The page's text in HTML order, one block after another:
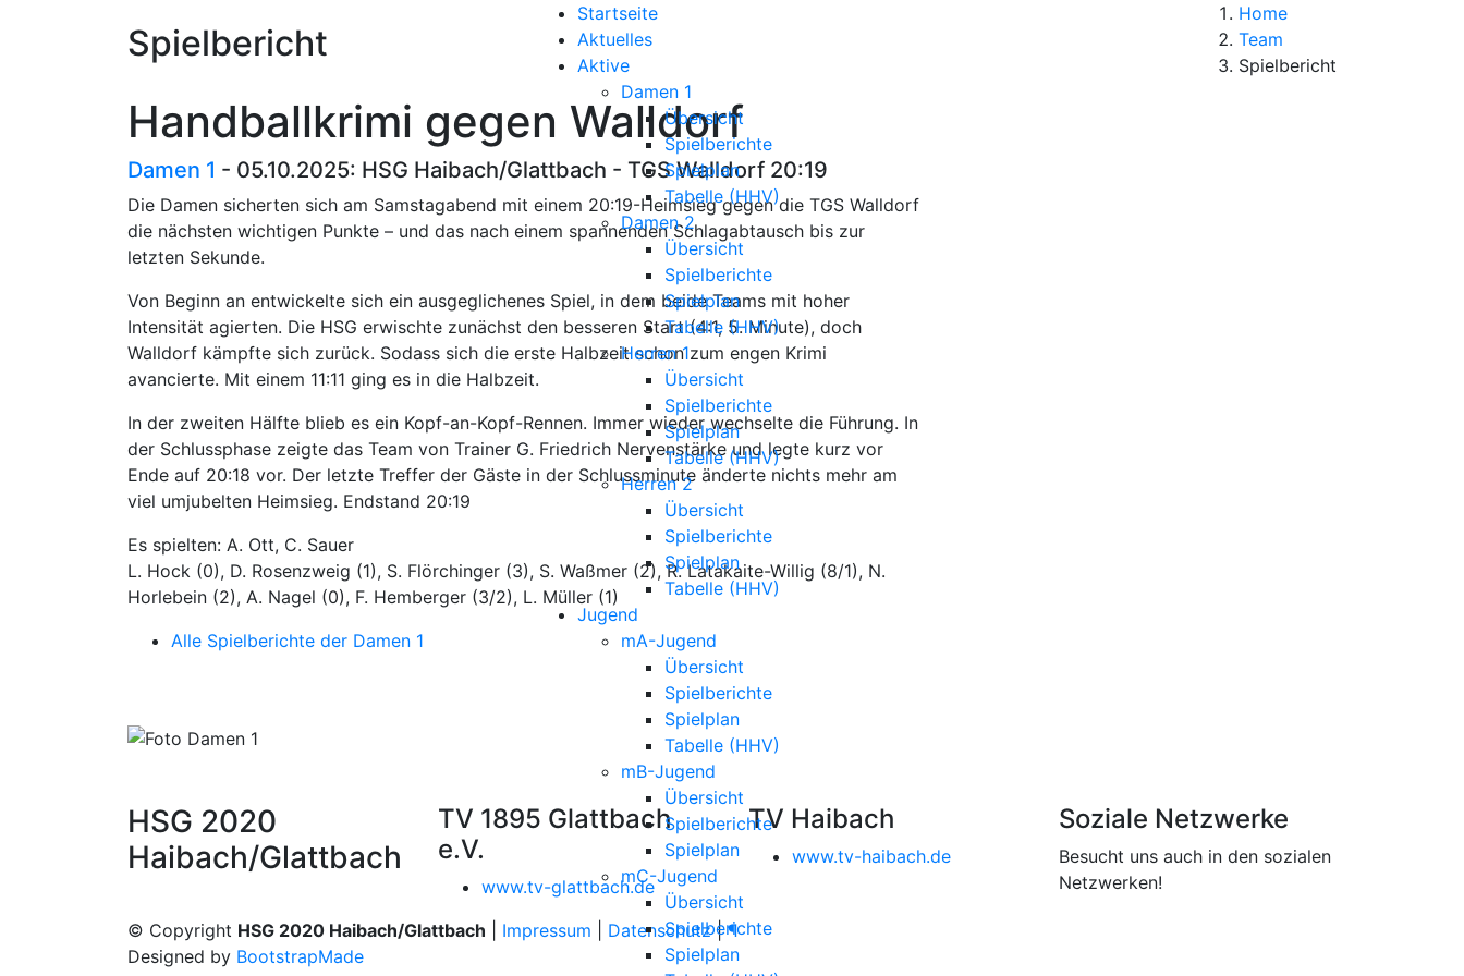
Startseite
Aktuelles
Aktive
Damen 1
Übersicht
Spielberichte
Spielplan
Tabelle (HHV)
Damen 2
Übersicht
Spielberichte
Spielplan
Tabelle (HHV)
Herren 1
Übersicht
Spielberichte
Spielplan
Tabelle (HHV)
Herren 2
Übersicht
Spielberichte
Spielplan
Tabelle (HHV)
Jugend
mA-Jugend
Übersicht
Spielberichte
Spielplan
Tabelle (HHV)
mB-Jugend
Übersicht
Spielberichte
Spielplan
mC-Jugend
Übersicht
Spielberichte
Spielplan
Spielbericht
Home
Team
Spielbericht
Handballkrimi gegen Walldorf
Damen 1 - 05.10.2025: HSG Haibach/Glattbach - TGS Walldorf 20:19
Die Damen sicherten sich am Samstagabend mit einem 20:19-Heimsieg gegen die TGS Walldorf
die nächsten wichtigen Punkte – und das nach einem spannenden Schlagabtausch bis zur
letzten Sekunde.
Von Beginn an entwickelte sich ein ausgeglichenes Spiel, in dem beide Teams mit hoher
Intensität agierten. Die HSG erwischte zunächst den besseren Start (4:1, 5. Minute), doch
Walldorf kämpfte sich zurück. Sodass sich die erste Halbzeit schon zum engen Krimi
avancierte. Mit einem 11:11 ging es in die Halbzeit.
In der zweiten Hälfte blieb es ein Kopf-an-Kopf-Rennen. Immer wieder wechselte die Führung. In
der Schlussphase zeigte das Team von Trainer G. Friedrich Nervenstärke und legte kurz vor
Ende auf 20:18 vor. Der letzte Treffer der Gäste in der Schlussminute änderte nichts mehr am
viel umjubelten Heimsieg. Endstand 20:19
Es spielten: A. Ott, C. Sauer
L. Hock (0), D. Rosenzweig (1), S. Flörchinger (3), S. Waßmer (2), R. Latakaite-Willig (8/1), N.
Horlebein (2), A. Nagel (0), F. Hemberger (3/2), L. Müller (1)
Alle Spielberichte der Damen 1
HSG 2020
Haibach/Glattbach
TV 1895 Glattbach
e.V.
www.tv-glattbach.de
TV Haibach
www.tv-haibach.de
Soziale Netzwerke
Besucht uns auch in den sozialen
Netzwerken!
© Copyright HSG 2020 Haibach/Glattbach Impressum Datenschutz|¶
Designed by BootstrapMade